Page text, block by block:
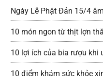
Ngày Lễ Phật Đản 15/4
10 món ngon từ thịt lợn
10 lợi ích của bia rượu khi
10 điểm khám sức khỏe